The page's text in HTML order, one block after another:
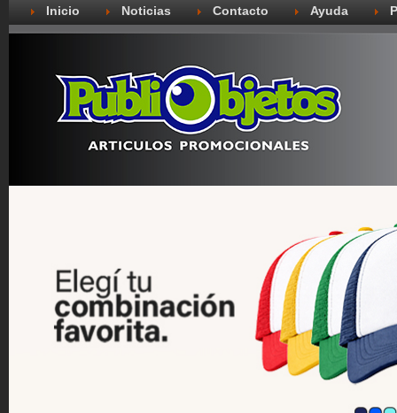
Inicio Noticias Contacto Ayuda